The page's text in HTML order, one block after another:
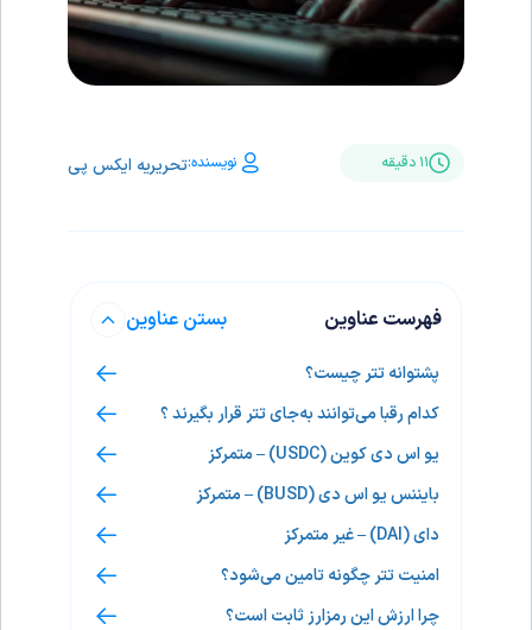
۱۱ دقیقه نویسنده:تحریریه ایکس پی
فهرست عناوین بستن عناوین
پشتوانه تتر چیست؟
کدام رقبا می‌توانند به‌جای تتر قرار بگیرند ؟
یو اس دی کوین (USDC) – متمرکز
بایننس یو اس دی (BUSD) – متمرکز
دای (DAI) – غیر متمرکز
امنیت تتر چگونه تامین می‌شود؟
چرا ارزش این رمزارز ثابت است؟